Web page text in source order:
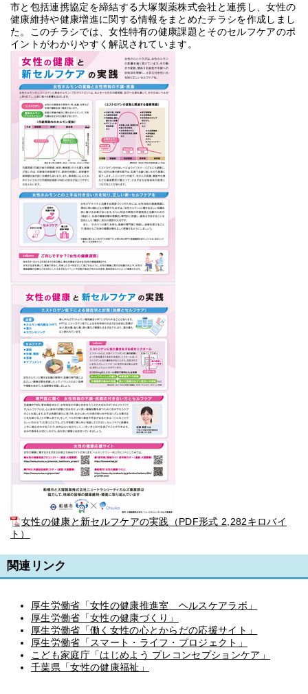
市と包括連携協定を締結する大塚製薬株式会社と連携し、女性の
健康維持や健康増進に関する情報をまとめたチラシを作成しまし
た。このチラシでは、女性特有の健康課題とそのセルフケアのポ
イントがわかりやすく解説されています。
女性の健康と新セルフケアの実践（PDF形式 2,282キロバイ
ト）
関連リンク
厚生労働省「女性の健康推進室 ヘルスケアラボ」
厚生労働省「女性の健康づくり」
厚生労働省「働く女性の心とからだの応援サイト」
厚生労働省「スマート・ライフ・プロジェクト」
こども家庭庁「はじめよう プレコンセプションケア」
千葉県「女性の健康福祉」